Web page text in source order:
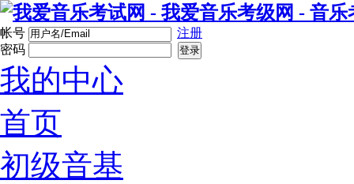
帐号
注册
密码
登录
我的中心
首页
初级音基